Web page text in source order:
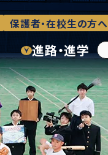
保護者・在校生の方へ
進路・進学